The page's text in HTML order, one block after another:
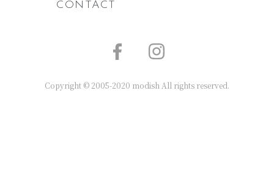
CONTACT
Copyright © 2005-2020 modish All rights reserved.